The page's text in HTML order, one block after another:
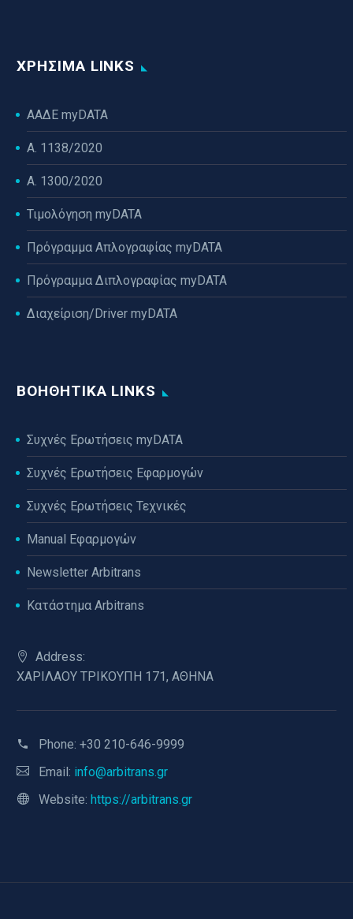
ΧΡΉΣΙΜΑ LINKS
ΑΑΔΕ myDATA
Α. 1138/2020
Α. 1300/2020
Τιμολόγηση myDATA
Πρόγραμμα Απλογραφίας myDATA
Πρόγραμμα Διπλογραφίας myDATA
Διαχείριση/Driver myDATA
ΒΟΗΘΗΤΙΚΆ LINKS
Συχνές Ερωτήσεις myDATA
Συχνές Ερωτήσεις Εφαρμογών
Συχνές Ερωτήσεις Τεχνικές
Manual Εφαρμογών
Newsletter Arbitrans
Κατάστημα Arbitrans
Address:
ΧΑΡΙΛΑΟΥ ΤΡΙΚΟΥΠΗ 171, ΑΘΗΝΑ
Phone: +30 210-646-9999
Email: info@arbitrans.gr
Website: https://arbitrans.gr